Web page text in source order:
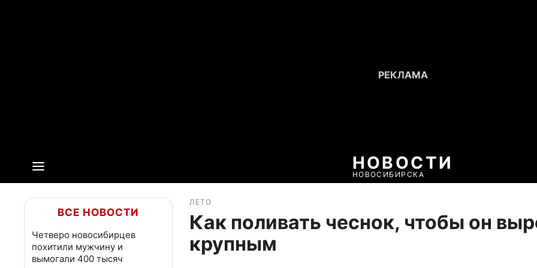
НОВОСТИ
НОВОСИБИРСКА
ВСЕ НОВОСТИ
Четверо новосибирцев
похитили мужчину и
вымогали 400 тысяч
ЛЕТО
Как поливать чеснок, чтобы он
крупным